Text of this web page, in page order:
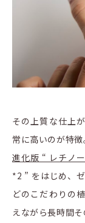
その上質な仕上
常に高いのが特徴
進化版 “ レチノ
*2 ” をはじめ、
どのこだわりの
えながら長時間そ